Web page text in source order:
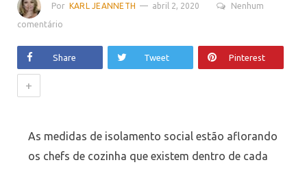
Por KARL JEANNETH abril 2, 2020 Nenhum
comentário
Share Tweet Pinterest
+
As medidas de isolamento social estão aflorando
os chefs de cozinha que existem dentro de cada